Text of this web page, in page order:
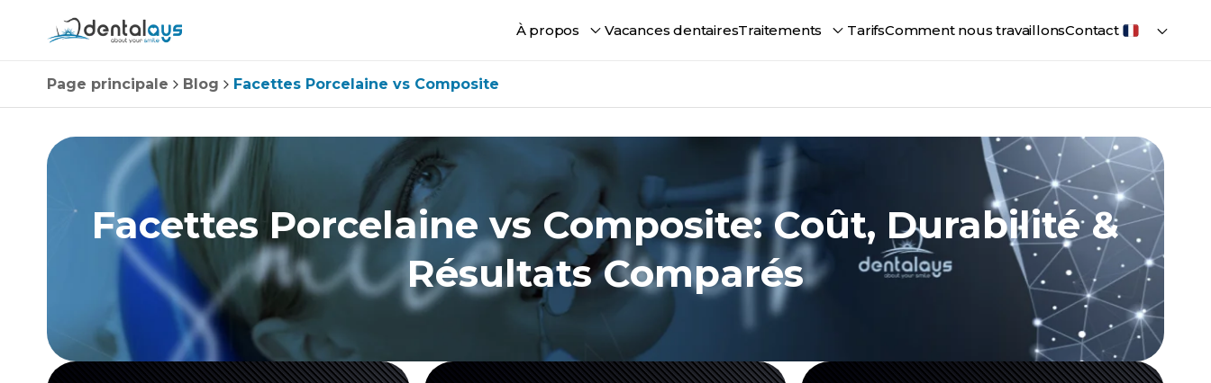
À propos Vacances dentairesTraitements TarifsComment nous travaillonsContact
Page principale Blog Facettes Porcelaine vs Composite
Facettes Porcelaine vs Composite: Coût, Durabilité &
Résultats Comparés